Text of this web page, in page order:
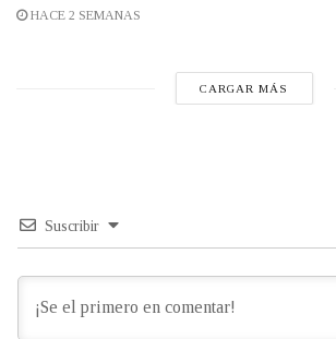
HACE 2 SEMANAS
CARGAR MÁS
Suscribir